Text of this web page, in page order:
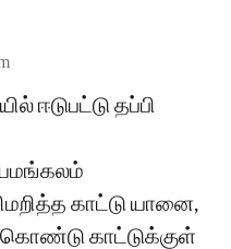
ஈடுபட்டு தப்பி
காட்டு யானை,
கொண்டு காட்டுக்குள்